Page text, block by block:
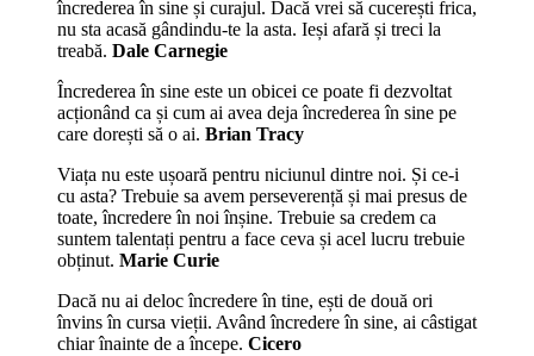
încrederea în sine și curajul. Dacă vrei să cucerești frica,
nu sta acasă gândindu-te la asta. Ieși afară și treci la
treabă. Dale Carnegie
Încrederea în sine este un obicei ce poate fi dezvoltat
acționând ca și cum ai avea deja încrederea în sine pe
care dorești să o ai. Brian Tracy
Viața nu este ușoară pentru niciunul dintre noi. Și ce-i
cu asta? Trebuie sa avem perseverență și mai presus de
toate, încredere în noi înșine. Trebuie sa credem ca
suntem talentați pentru a face ceva și acel lucru trebuie
obținut. Marie Curie
Dacă nu ai deloc încredere în tine, ești de două ori
învins în cursa vieții. Având încredere în sine, ai câstigat
chiar înainte de a începe. Cicero